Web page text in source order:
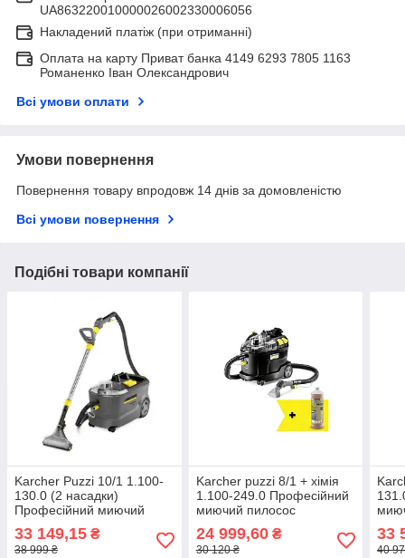
UA863220010000026002330006056
Накладений платіж (при отриманні)
Оплата на карту Приват банка 4149 6293 7805 1163
Романенко Іван Олександрович
Всі умови оплати
Умови повернення
Повернення товару впродовж 14 днів за домовленістю
Всі умови повернення
Подібні товари компанії
Karcher Puzzi 10/1 1.100-
130.0 (2 насадки)
Професійний миючий
пилосос 1250 Вт
33 149,15 ₴
38 999 ₴
Karcher puzzi 8/1 + хімія
1.100-249.0 Професійний
миючий пилосос
24 999,60₴
30 120 ₴
33
40